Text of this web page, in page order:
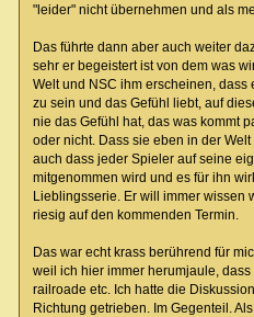
"leider" nicht übernehmen und als
Das führte dann aber auch weiter
sehr er begeistert ist von dem was
Welt und NSC ihm erscheinen, dass
zu sein und das Gefühl liebt, auf
nie das Gefühl hat, das was kommt
oder nicht. Dass sie eben in der
auch dass jeder Spieler auf seine
mitgenommen wird und es für ihn
Lieblingsserie. Er will immer wissen
riesig auf den kommenden Termin.
Das war echt krass berührend für
weil ich hier immer herumjaule,
railroade etc. Ich hatte die
Richtung getrieben. Im Gegenteil.